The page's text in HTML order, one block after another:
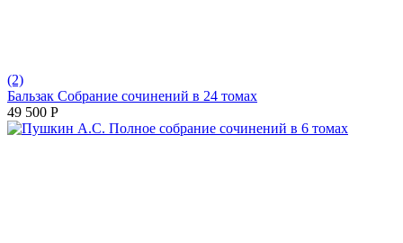
(2)
Бальзак Собрание сочинений в 24 томах
49 500 Р